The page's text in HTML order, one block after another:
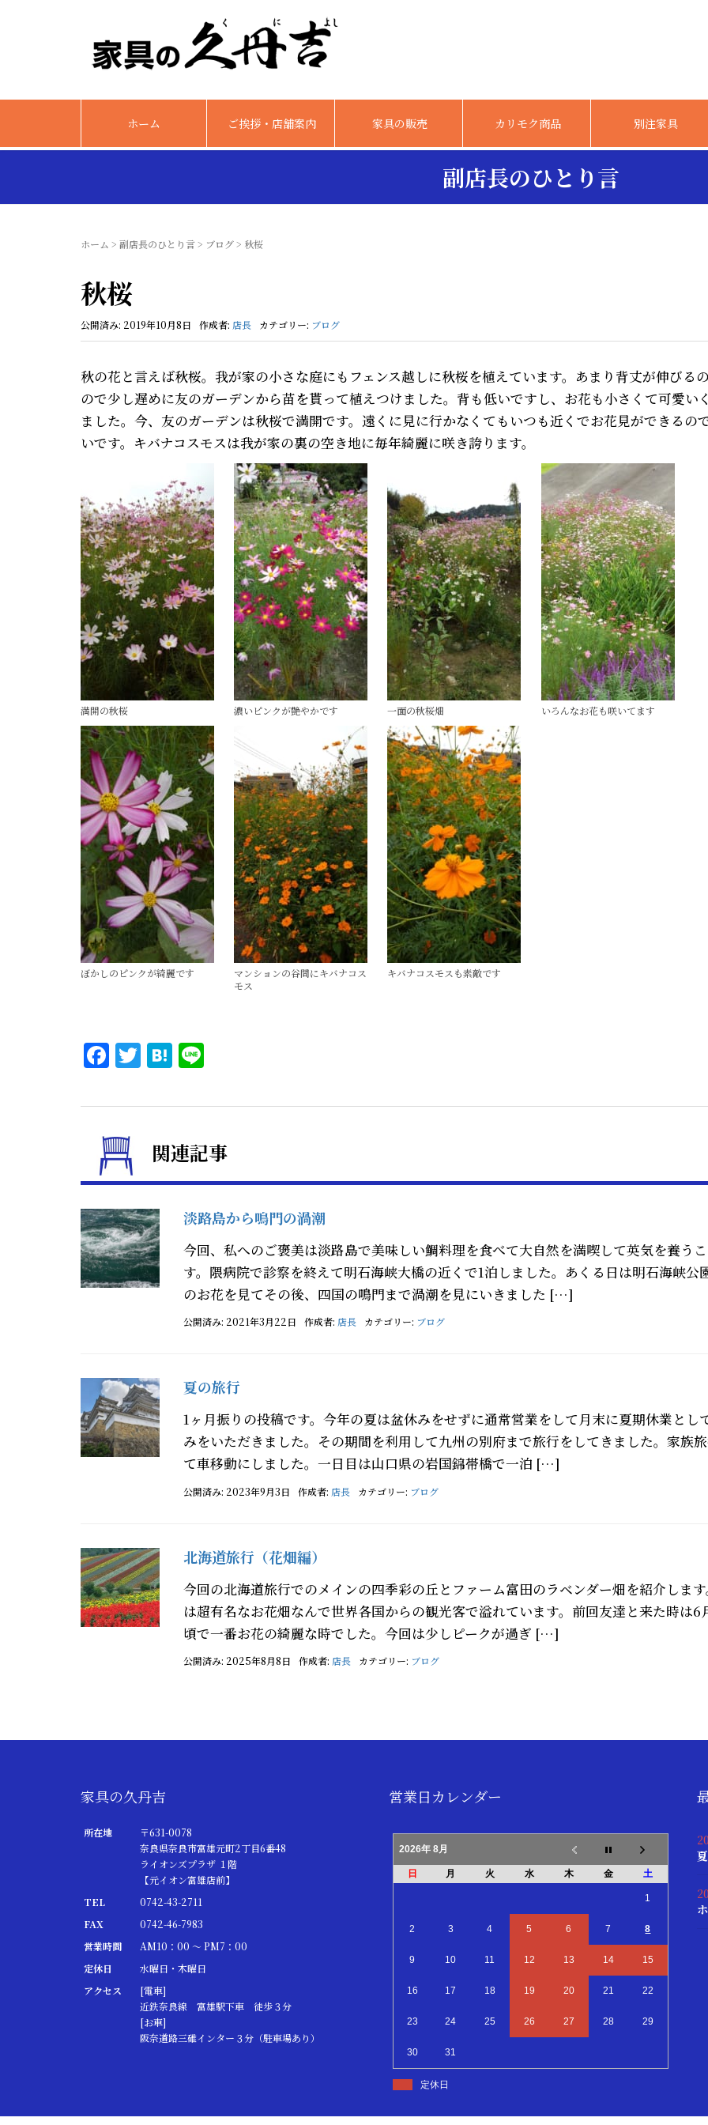
ホーム ご挨拶・店舗案内 家具の販売 カリモク商品 別注家具
副店長のひとり言
ホーム > 副店長のひとり言> ブログ> 秋桜
秋桜
公開済み: 2019年10月8日 作成者: 店長 カテゴリー: ブログ
秋の花と言えば秋桜。我が家の小さな庭にもフェンス越しに秋桜を植えています。あまり背丈が伸びる
ので少し遅めに友のガーデンから苗を貰って植えつけました。背も低いですし、お花も小さくて可愛い
ました。今、友のガーデンは秋桜で満開です。遠くに見に行かなくてもいつも近くでお花見ができるの
いです。キバナコスモスは我が家の裏の空き地に毎年綺麗に咲き誇ります。
満開の秋桜 濃いピンクが艶やかです 一面の秋桜畑 いろんなお花も咲いてます
ぼかしのピンクが綺麗です
マンションの谷間にキバナコス
モス
キバナコスモスも素敵です
Facebook
TwitterHatena
関連記事
淡路島から鳴門の渦潮
今回、私へのご褒美は淡路島で美味しい鯛料理を食べて大自然を満喫して英気を養う
す。隈病院で診察を終えて明石海峡大橋の近くで1泊しました。あくる日は明石海峡公
のお花を見てその後、四国の鳴門まで渦潮を見にいきました […]
公開済み: 2021年3月22日 作成者: 店長 カテゴリー: ブログ
夏の旅行
1ヶ月振りの投稿です。今年の夏は盆休みをせずに通常営業をして月末に夏期休業とし
みをいただきました。その期間を利用して九州の別府まで旅行をしてきました。家族
て車移動にしました。一日目は山口県の岩国錦帯橋で一泊 […]
公開済み: 2023年9月3日 作成者: 店長 カテゴリー: ブログ
北海道旅行（花畑編）
今回の北海道旅行でのメインの四季彩の丘とファーム富田のラベンダー畑を紹介します
は超有名なお花畑なんで世界各国からの観光客で溢れています。前回友達と来た時は6
頃で一番お花の綺麗な時でした。今回は少しピークが過ぎ […]
公開済み: 2025年8月8日 作成者: 店長 カテゴリー: ブログ
家具の久丹吉
所在地
〒631-0078
奈良県奈良市富雄元町2丁目6番48
ライオンズプラザ １階
【元イオン富雄店前】
TEL
0742-43-2711
FAX
0742-46-7983
営業時間
AM10：00 ～ PM7：00
定休日
水曜日・木曜日
アクセス
[電車]
近鉄奈良線 富雄駅下車 徒歩３分
[お車]
阪奈道路三碓インター３分（駐車場あり）
営業日カレンダー
2026年 8月
日 月 火 水 木 金 土
1
2 3 4 5 6 7 8
9 10 11 12 13 14 15
16 17 18 19 20 21 22
23 24 25 26 27 28 29
30 31
定休日